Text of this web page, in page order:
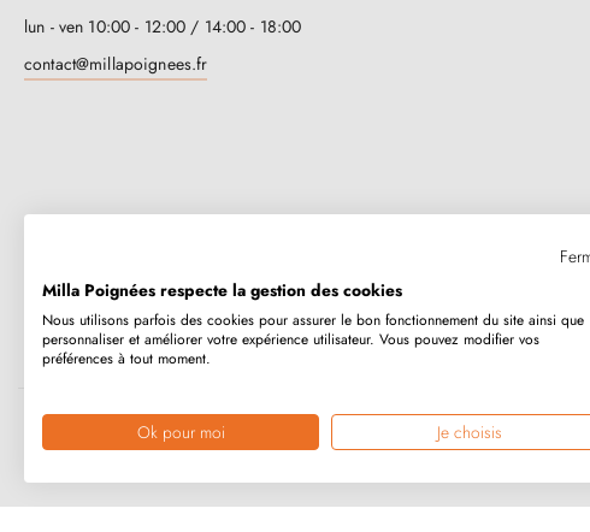
lun - ven 10:00 - 12:00 / 14:00 - 18:00
contact@millapoignees.fr
Millapoignées, c’est une entreprise familiale française. Nos poignées sont
humainement, au cas par cas.
Copyright © 2026 MILLA POIGNEES Tous droits réservés.
Milla Poignées respecte la gestion des cookies
Nous utilisons parfois des cookies pour assurer le bon fonctionnement du site ainsi que
personnaliser et améliorer votre expérience utilisateur. Vous pouvez modifier vos
préférences à tout moment.
Ok pour moi Je choisis